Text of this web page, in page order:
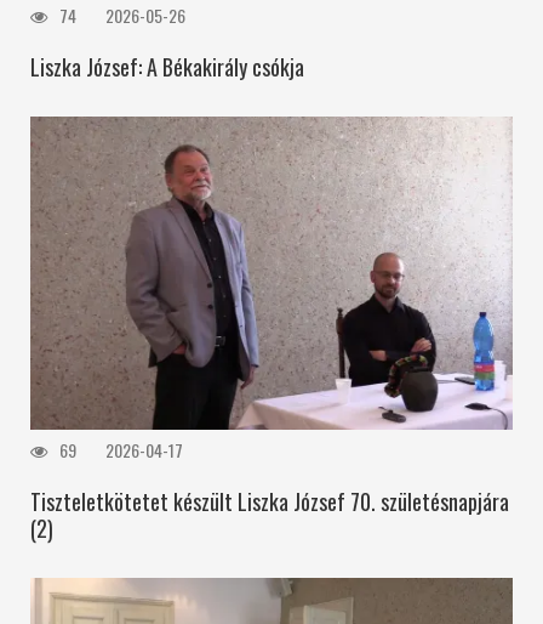
74 2026-05-26
Liszka József: A Békakirály csókja
69 2026-04-17
Tiszteletkötetet készült Liszka József 70. születésnapjára
(2)